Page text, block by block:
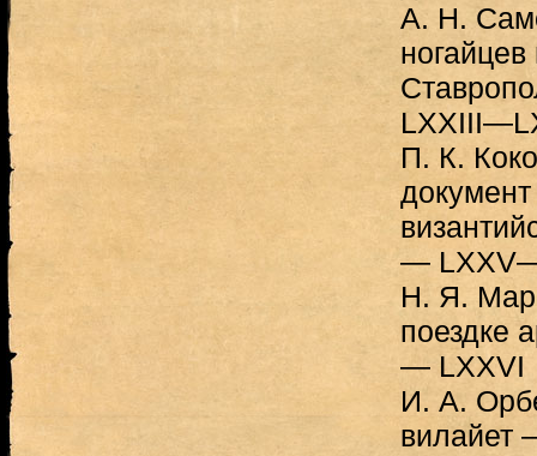
А. Н.
П. К.
—
H. Я.
поездке
— LXXVI
И. А.
вилайет